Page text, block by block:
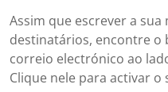
Assim que escrever a
destinatários, encontre
correio electrónico ao
Clique nele para activar